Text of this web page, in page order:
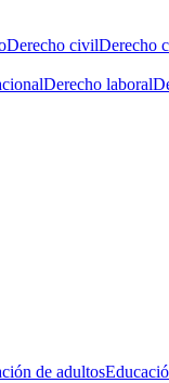
Derecho civilDerecho
Derecho laboral
de adultos